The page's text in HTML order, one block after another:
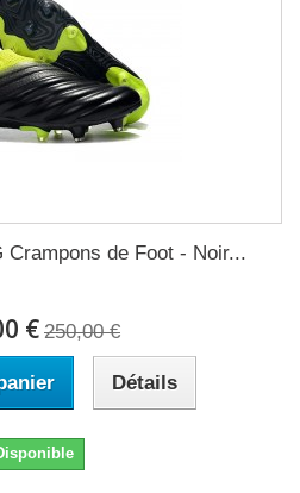
Crampons de Foot - Noir...
€ 250,00 €
Détails